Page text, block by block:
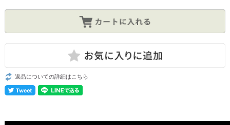
返品についての詳細はこちら